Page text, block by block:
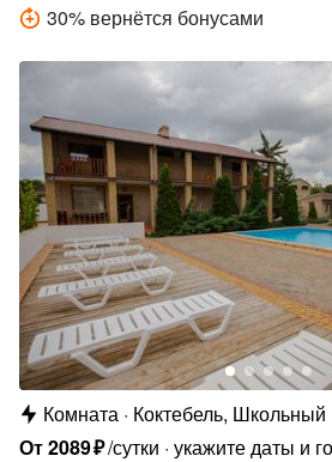
30% вернётся бонусами
Комната Коктебель,
От2089₽/сутки укажите даты и